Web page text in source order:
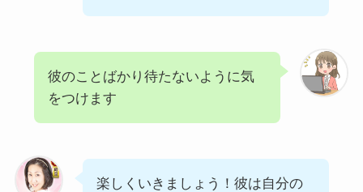
彼のことばかり待たないように気
をつけます
楽しくいきましょう！彼は自分の